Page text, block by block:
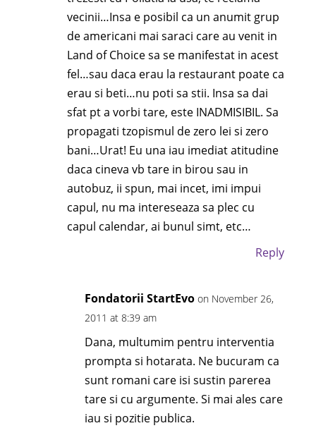
vecinii…Insa e posibil ca un anumit grup
de americani mai saraci care au venit in
Land of Choice sa se manifestat in acest
fel…sau daca erau la restaurant poate ca
erau si beti…nu poti sa stii. Insa sa dai
sfat pt a vorbi tare, este INADMISIBIL. Sa
propagati tzopismul de zero lei si zero
bani…Urat! Eu una iau imediat atitudine
daca cineva vb tare in birou sau in
autobuz, ii spun, mai incet, imi impui
capul, nu ma intereseaza sa plec cu
capul calendar, ai bunul simt, etc…
Reply
Fondatorii StartEvo on November 26,
2011 at 8:39 am
Dana, multumim pentru interventia
prompta si hotarata. Ne bucuram ca
sunt romani care isi sustin parerea
tare si cu argumente. Si mai ales care
iau si pozitie publica.